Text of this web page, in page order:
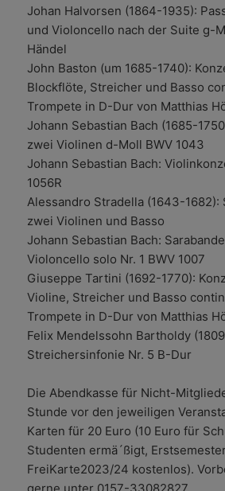
Johan Halvorsen (1864-1935):
und Violoncello nach der Suite g-
Händel
John Baston (um 1685-1740):
Blockflöte, Streicher und Basso
Trompete in D-Dur von Matthias
Johann Sebastian Bach (1685-
zwei Violinen d-Moll BWV 1043
Johann Sebastian Bach:
1056R
Alessandro Stradella (1643-
zwei Violinen und Basso
Johann Sebastian Bach:
Violoncello solo Nr. 1 BWV 1007
Giuseppe Tartini (1692-1770):
Violine, Streicher und Basso
Trompete in D-Dur von Matthias
Felix Mendelssohn Bartholdy
Streichersinfonie Nr. 5 B-Dur
Die Abendkasse für Nicht-
Stunde vor den jeweiligen
Karten für 20 Euro (10 Euro für
Studenten ermä´ßigt,
FreiKarte2023/24 kostenlos).